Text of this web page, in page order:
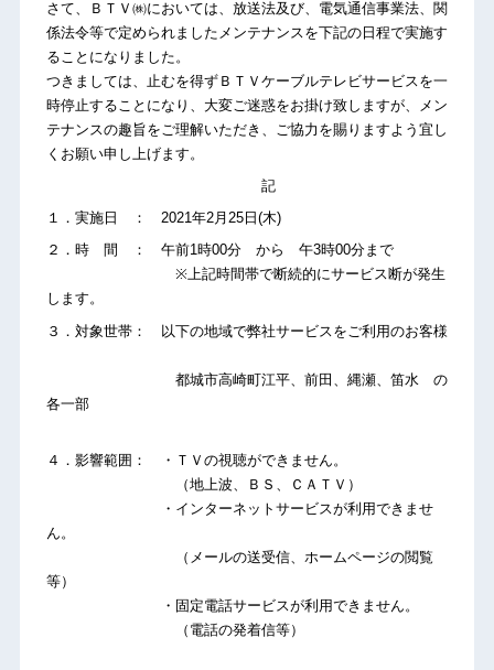
さて、ＢＴＶ㈱においては、放送法及び、電気通信事業法、関
係法令等で定められましたメンテナンスを下記の日程で実施す
ることになりました。
つきましては、止むを得ずＢＴＶケーブルテレビサービスを一
時停止することになり、大変ご迷惑をお掛け致しますが、メン
テナンスの趣旨をご理解いただき、ご協力を賜りますよう宜し
くお願い申し上げます。
記
１．実施日 ： 2021年2月25日(木)
２．時 間 ： 午前1時00分 から 午3時00分まで
※上記時間帯で断続的にサービス断が発生
します。
３．対象世帯： 以下の地域で弊社サービスをご利用のお客様
都城市高崎町江平、前田、縄瀬、笛水 の
各一部
４．影響範囲： ・ＴＶの視聴ができません。
（地上波、ＢＳ、ＣＡＴＶ）
・インターネットサービスが利用できませ
ん。
（メールの送受信、ホームページの閲覧
等）
・固定電話サービスが利用できません。
（電話の発着信等）